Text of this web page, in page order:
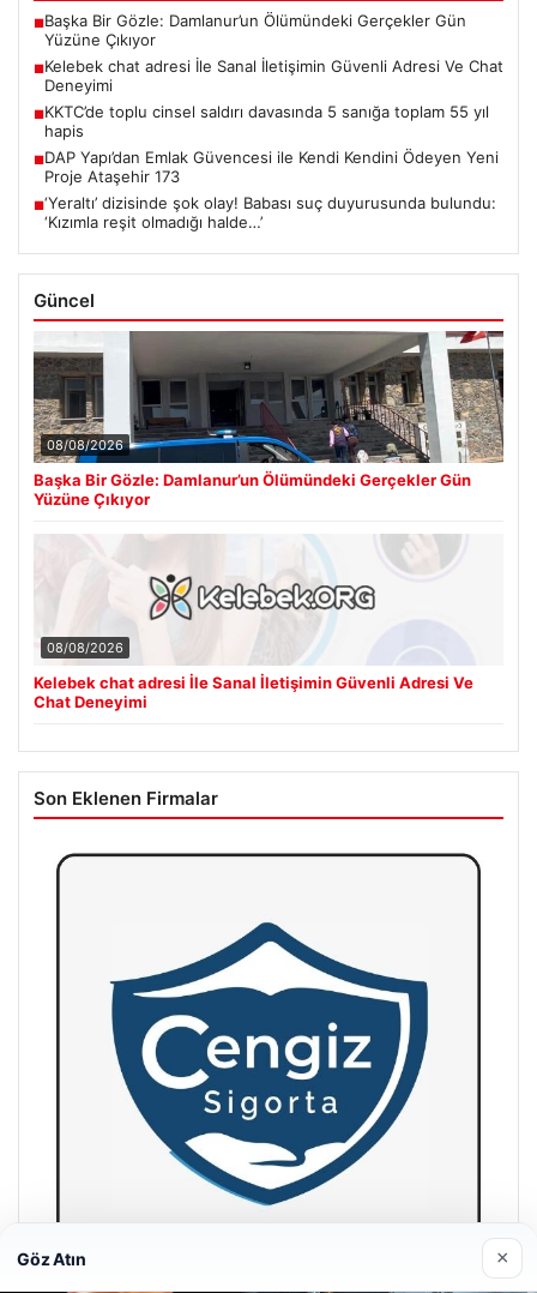
■Başka Bir Gözle: Damlanur’un Ölümündeki Gerçekler Gün
Yüzüne Çıkıyor
■Kelebek chat adresi İle Sanal İletişimin Güvenli Adresi Ve Chat
Deneyimi
■KKTC’de toplu cinsel saldırı davasında 5 sanığa toplam 55 yıl
hapis
■DAP Yapı’dan Emlak Güvencesi ile Kendi Kendini Ödeyen Yeni
Proje Ataşehir 173
■‘Yeraltı’ dizisinde şok olay! Babası suç duyurusunda bulundu:
‘Kızımla reşit olmadığı halde…’
Güncel
08/08/2026
Başka Bir Gözle: Damlanur’un Ölümündeki Gerçekler Gün
Yüzüne Çıkıyor
08/08/2026
Kelebek chat adresi İle Sanal İletişimin Güvenli Adresi Ve
Chat Deneyimi
Son Eklenen Firmalar
Göz Atın ×